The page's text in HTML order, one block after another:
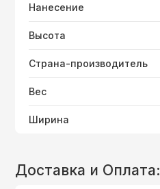
Нанесение
Высота
Страна-производитель
Вес
Ширина
Доставка и Оплата: